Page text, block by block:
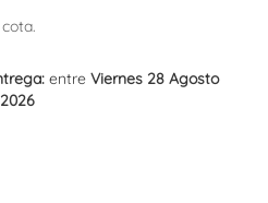
entre Viernes 28 Agosto